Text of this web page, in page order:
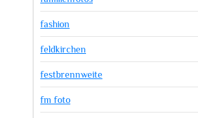
fashion
feldkirchen
festbrennweite
fm foto